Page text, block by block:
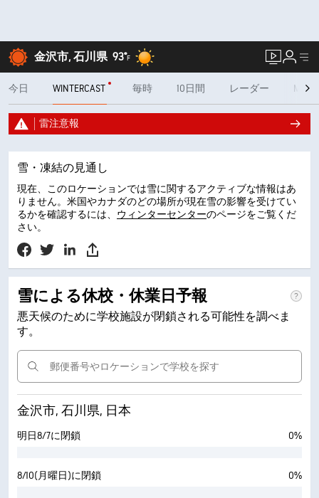
金沢市, 石川県 93°F
今日 WINTERCAST 毎時 10日間 レーダー
雷注意報
雪・凍結の見通し
現在、このロケーションでは雪に関するアクティブな情報はあ
りません。米国やカナダのどの場所が現在雪の影響を受けてい
るかを確認するには、 ウィンターセンターのページをご覧くだ
さい。
雪による休校・休業日予報
悪天候のために学校施設が閉鎖される可能性を調べま
す。
金沢市, 石川県, 日本
明日8/7に閉鎖 0%
8/10(月曜日)に閉鎖 0%